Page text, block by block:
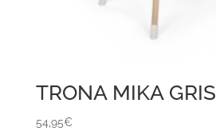
TRONA MIKA GRIS
54,95€